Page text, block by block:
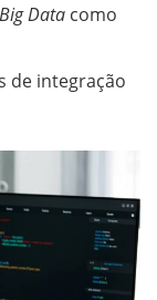
Big Data como
de integração